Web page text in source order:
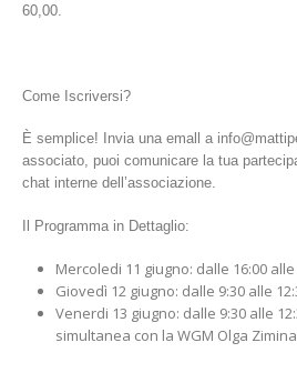
60,00.
Come Iscriversi?
È semplice! Invia una emall a
associato, puoi comunicare la tua
chat interne dell’associazione.
Il Programma in Dettaglio:
Mercoledi 11 giugno: dalle 16:00 alle
Giovedì 12 giugno: dalle 9:30 alle
Venerdi 13 giugno: dalle 9:30 alle
simultanea con la WGM Olga